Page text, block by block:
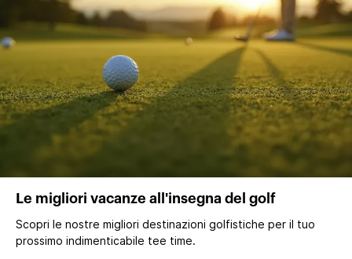
Le migliori vacanze all'insegna del golf
Scopri le nostre migliori destinazioni golfistiche per il tuo
prossimo indimenticabile tee time.